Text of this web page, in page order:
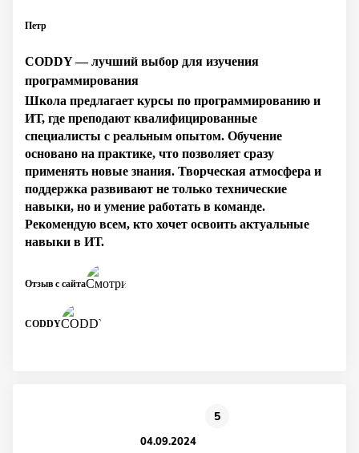
Петр
CODDY — лучший выбор для изучения
программирования
Школа предлагает курсы по программированию и
ИТ, где преподают квалифицированные
специалисты с реальным опытом. Обучение
основано на практике, что позволяет сразу
применять новые знания. Творческая атмосфера и
поддержка развивают не только технические
навыки, но и умение работать в команде.
Рекомендую всем, кто хочет освоить актуальные
навыки в ИТ.
CODDY
Отзыв с сайта
5
04.09.2024